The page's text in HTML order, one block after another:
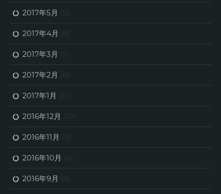
2017年5月 (5)
2017年4月 (6)
2017年3月 (7)
2017年2月 (6)
2017年1月 (10)
2016年12月 (10)
2016年11月 (9)
2016年10月 (6)
2016年9月 (8)